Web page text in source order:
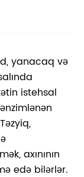
yanacaq və
istehsal
axınının
edə bilərlər.